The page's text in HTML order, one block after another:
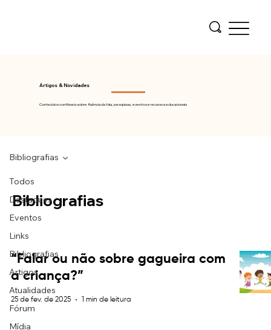
Artigos & Novidades
Conteúdos confiáveis sobre fluência da fala, pesquisas, eventos e recursos educacionais
Todos
Destaques
Eventos
Links
Bibliografias
Artigos
Atualidades
Fórum
Mídia
Bibliografias
Bibliografias
“Falar ou não sobre gagueira com
a criança?”
25 de fev. de 2025 1 min de leitura